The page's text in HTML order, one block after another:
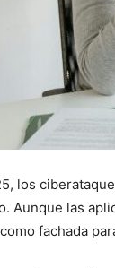
los
Aunque las
fachada